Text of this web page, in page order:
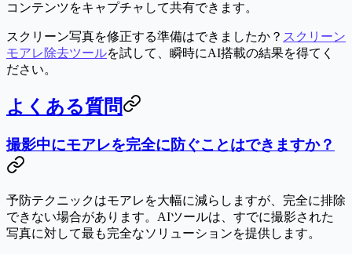
コンテンツをキャプチャして共有できます。
スクリーン写真を修正する準備はできましたか？ スクリーン
モアレ除去ツールを試して、瞬時にAI搭載の結果を得てく
ださい。
よくある質問
撮影中にモアレを完全に防ぐことはできますか？
予防テクニックはモアレを大幅に減らしますが、完全に排除
できない場合があります。AIツールは、すでに撮影された
写真に対して最も完全なソリューションを提供します。